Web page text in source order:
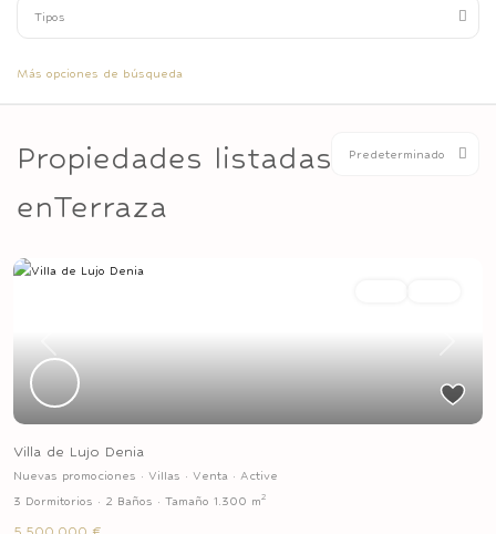
Tipos
Más opciones de búsqueda
Predeterminado
Propiedades listadas
enTerraza
Villa de Lujo Denia
Nuevas promociones · Villas · Venta · Active
3 Dormitorios · 2 Baños · Tamaño 1.300 m2